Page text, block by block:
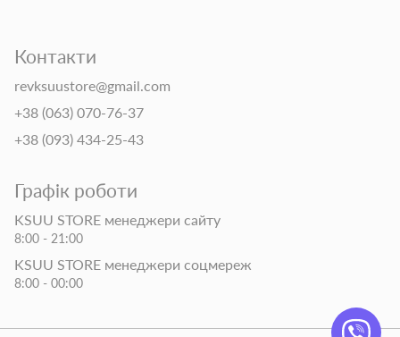
Контакти
revksuustore@gmail.com
+38 (063) 070-76-37
+38 (093) 434-25-43
Графік роботи
KSUU STORE менеджери сайту
8:00 - 21:00
KSUU STORE менеджери соцмереж
8:00 - 00:00